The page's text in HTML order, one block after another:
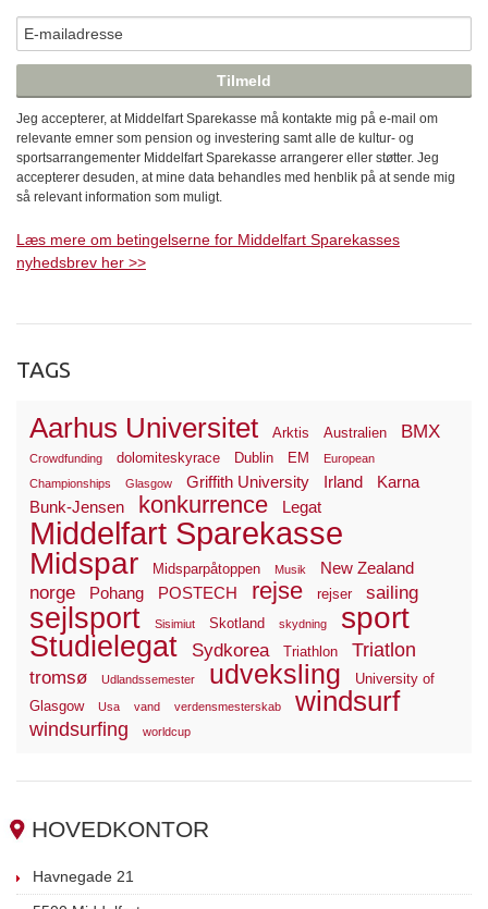
Jeg accepterer, at Middelfart Sparekasse må kontakte mig på e-mail om
relevante emner som pension og investering samt alle de kultur- og
sportsarrangementer Middelfart Sparekasse arrangerer eller støtter. Jeg
accepterer desuden, at mine data behandles med henblik på at sende mig
så relevant information som muligt.
Læs mere om betingelserne for Middelfart Sparekasses
nyhedsbrev her >>
TAGS
Aarhus Universitet Arktis Australien BMX
Crowdfunding dolomiteskyrace Dublin EM
European
Championships
Glasgow Griffith University Irland
Karna
Bunk-Jensen
konkurrence Legat
Middelfart Sparekasse
Midspar Midsparpåtoppen Musik New Zealand
norge Pohang POSTECH rejse rejser sailing
sejlsport Sisimiut Skotland skydning sport
Studielegat Sydkorea Triathlon Triatlon
tromsø Udlandssemester udveksling
University of
Glasgow
Usa vand verdensmesterskab windsurf
windsurfing worldcup
HOVEDKONTOR
Havnegade 21